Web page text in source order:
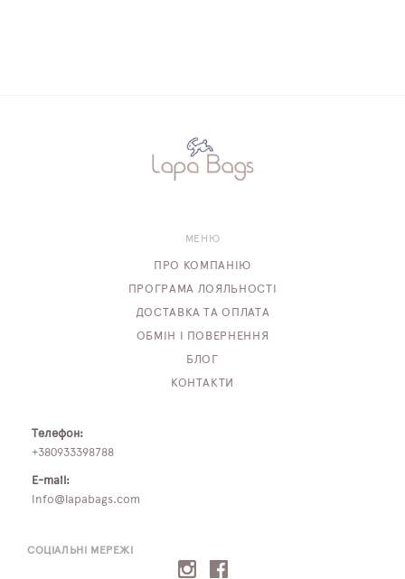
СОЦІАЛЬНІ МЕРЕЖІ
МЕНЮ
ПРО КОМПАНІЮ
ПРОГРАМА ЛОЯЛЬНОСТІ
ДОСТАВКА ТА ОПЛАТА
ОБМІН І ПОВЕРНЕННЯ
БЛОГ
КОНТАКТИ
Телефон:
+380933398788
E-mail:
info@lapabags.com